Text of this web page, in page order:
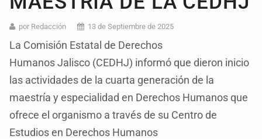
por Redacción 13 de Septiembre de 2025
La Comisión Estatal de Derechos
Humanos Jalisco (CEDHJ) informó que dieron inicio
las actividades de la cuarta generación de la
maestría y especialidad en Derechos Humanos que
ofrece el organismo a través de su Centro de
Estudios en Derechos Humanos